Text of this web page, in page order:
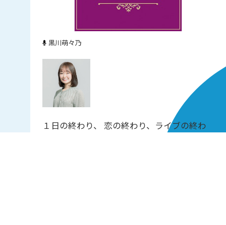
黒川萌々乃
１日の終わり、 恋の終わり、ライブの終わ